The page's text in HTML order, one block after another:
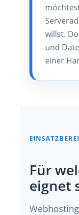
willst.
und
einer
Für
eignet